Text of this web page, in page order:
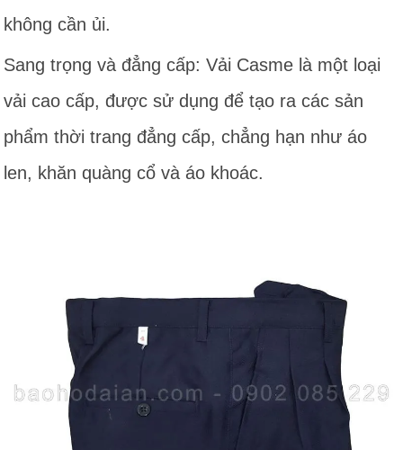
không cần ủi.
Sang trọng và đẳng cấp: Vải Casme là một loại
vải cao cấp, được sử dụng để tạo ra các sản
phẩm thời trang đẳng cấp, chẳng hạn như áo
len, khăn quàng cổ và áo khoác.